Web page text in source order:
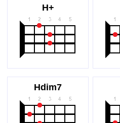
H+
Hdim7